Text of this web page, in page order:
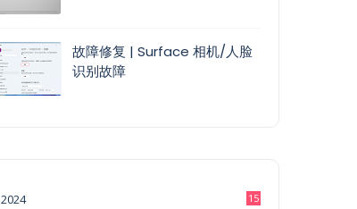
故障修复 | Surface 相机/人脸
识别故障
2024 15